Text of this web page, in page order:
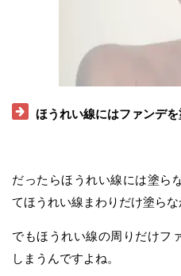
ほうれい線にはファンデ
だったらほうれい線には塗ら
てほうれい線まわりだけ塗らな
でもほうれい線の周りだけフ
しまうんですよね。